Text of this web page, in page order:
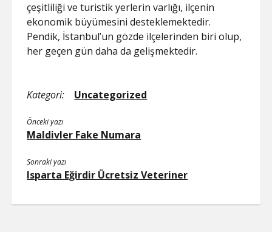
çeşitliliği ve turistik yerlerin varlığı, ilçenin
ekonomik büyümesini desteklemektedir.
Pendik, İstanbul’un gözde ilçelerinden biri olup,
her geçen gün daha da gelişmektedir.
Kategori: Uncategorized
Önceki yazı
Maldivler Fake Numara
Sonraki yazı
Isparta Eğirdir Ücretsiz Veteriner